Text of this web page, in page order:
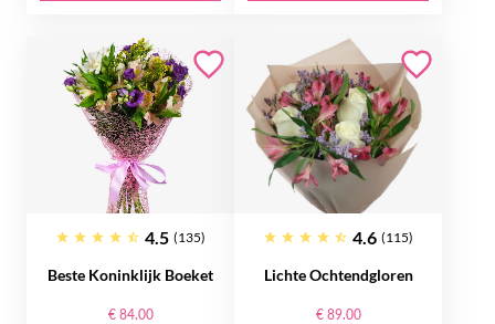
4.5 (135)
Beste Koninklijk Boeket
€ 84.00
4.6 (115)
Lichte Ochtendgloren
€ 89.00